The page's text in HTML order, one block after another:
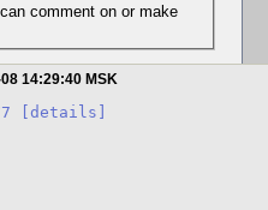
14:29:40 MSK
[details]